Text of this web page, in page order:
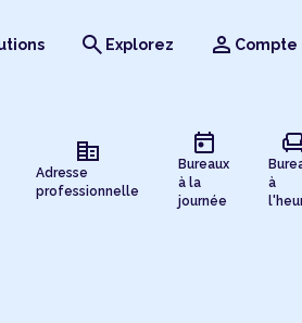
search Explorez person Compte
corporate_fare
Adresse
professionnelle
today
Bureaux
à la
journée
à